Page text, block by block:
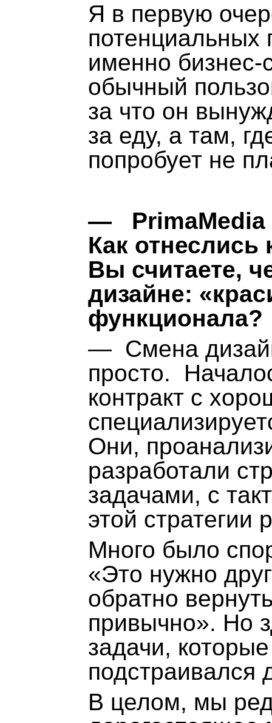
Я в первую
потенциальных
именно бизнес-
обычный
за что он
за еду, а там,
попробует не
— PrimaMedia
Как отнеслись
Вы считаете,
дизайне:
функционала?
— Смена
просто.
контракт с
Они,
разработали
задачами, с
этой стратегии
Много было
«Это нужно
обратно
привычно». Но
задачи,
подстраивался
В целом, мы